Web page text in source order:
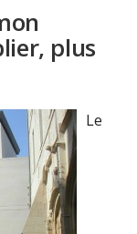
plus
Le